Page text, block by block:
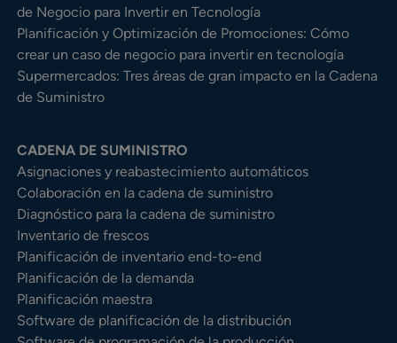
de Negocio para Invertir en Tecnología
Planificación y Optimización de Promociones: Cómo
crear un caso de negocio para invertir en tecnología
Supermercados: Tres áreas de gran impacto en la Cadena
de Suministro
CADENA DE SUMINISTRO
Asignaciones y reabastecimiento automáticos
Colaboración en la cadena de suministro
Diagnóstico para la cadena de suministro
Inventario de frescos
Planificación de inventario end-to-end
Planificación de la demanda
Planificación maestra
Software de planificación de la distribución